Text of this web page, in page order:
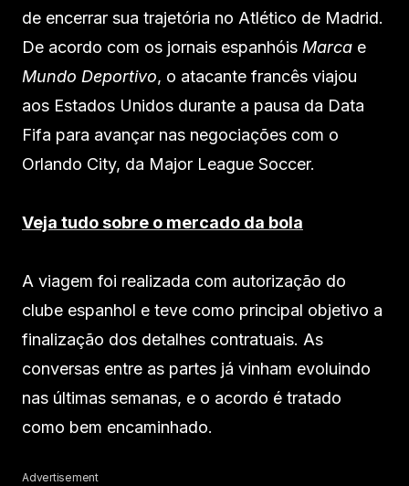
de encerrar sua trajetória no Atlético de Madrid.
De acordo com os jornais espanhóis Marca e
Mundo Deportivo, o atacante francês viajou
aos Estados Unidos durante a pausa da Data
Fifa para avançar nas negociações com o
Orlando City, da Major League Soccer.
Veja tudo sobre o mercado da bola
A viagem foi realizada com autorização do
clube espanhol e teve como principal objetivo a
finalização dos detalhes contratuais. As
conversas entre as partes já vinham evoluindo
nas últimas semanas, e o acordo é tratado
como bem encaminhado.
Advertisement